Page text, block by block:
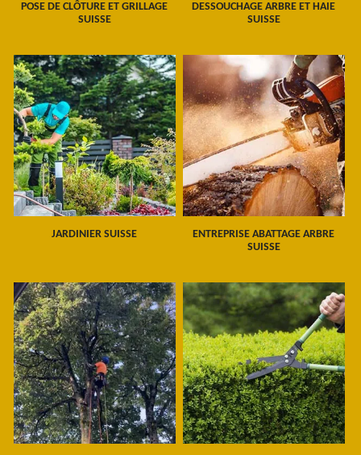
POSE DE CLÔTURE ET GRILLAGE
SUISSE
DESSOUCHAGE ARBRE ET HAIE
SUISSE
JARDINIER SUISSE
ENTREPRISE ABATTAGE ARBRE
SUISSE